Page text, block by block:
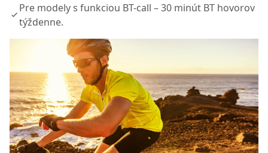
Pre modely s funkciou BT-call – 30 minút BT hovorov
týždenne.